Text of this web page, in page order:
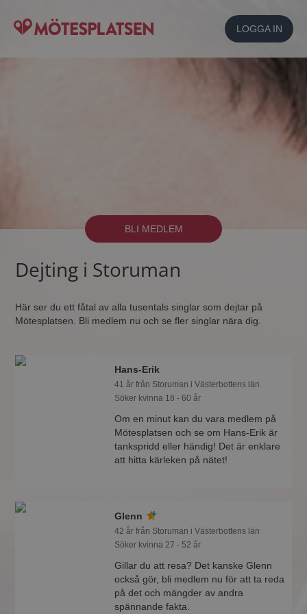
LOGGA IN
BLI MEDLEM
Dejting i Storuman
Här ser du ett fåtal av alla tusentals singlar som dejtar på
Mötesplatsen. Bli medlem nu och se fler singlar nära dig.
Hans-Erik
41 år från Storuman i Västerbottens län
Söker kvinna 18 - 60 år
Om en minut kan du vara medlem på
Mötesplatsen och se om Hans-Erik är
tankspridd eller händig! Det är enklare
att hitta kärleken på nätet!
Glenn
42 år från Storuman i Västerbottens län
Söker kvinna 27 - 52 år
Gillar du att resa? Det kanske Glenn
också gör, bli medlem nu för att ta reda
på det och mängder av andra
spännande fakta.